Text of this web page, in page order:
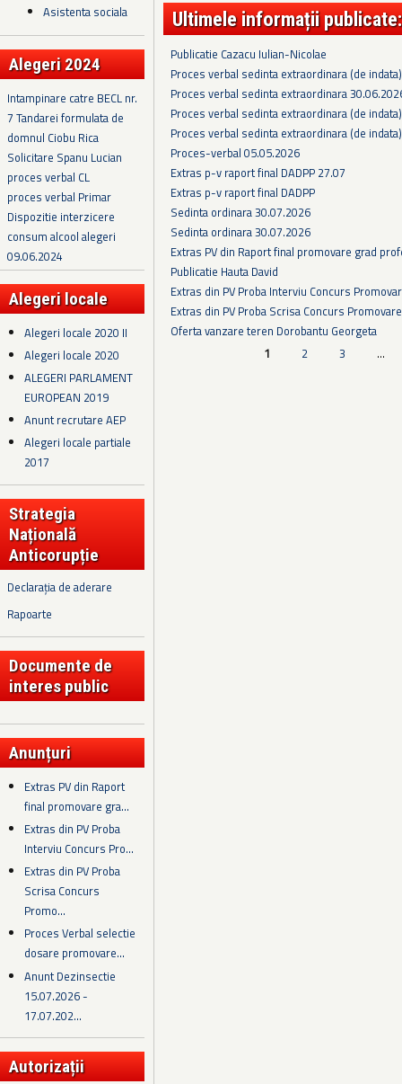
Asistenta sociala
Alegeri 2024
Intampinare catre BECL nr.
7 Tandarei formulata de
domnul Ciobu Rica
Solicitare Spanu Lucian
proces verbal CL
proces verbal Primar
Dispozitie interzicere
consum alcool alegeri
09.06.2024
Alegeri locale
Alegeri locale 2020 II
Alegeri locale 2020
ALEGERI PARLAMENT
EUROPEAN 2019
Anunt recrutare AEP
Alegeri locale partiale
2017
Strategia
Națională
Anticorupție
Declarația de aderare
Rapoarte
Documente de
interes public
Anunțuri
Extras PV din Raport
final promovare gra...
Extras din PV Proba
Interviu Concurs Pro...
Extras din PV Proba
Scrisa Concurs
Promo...
Proces Verbal selectie
dosare promovare...
Anunt Dezinsectie
15.07.2026 -
17.07.202...
Autorizații
Ultimele informații publicate:
Publicatie Cazacu Iulian-Nicolae
Proces verbal sedinta extraordinara (de
Proces verbal sedinta extraordinara
Proces verbal sedinta extraordinara (de
Proces verbal sedinta extraordinara (de
Proces-verbal 05.05.2026
Extras p-v raport final DADPP 27.07
Extras p-v raport final DADPP
Sedinta ordinara 30.07.2026
Sedinta ordinara 30.07.2026
Extras PV din Raport final promovare grad
Publicatie Hauta David
Extras din PV Proba Interviu Concurs
Extras din PV Proba Scrisa Concurs
Oferta vanzare teren Dorobantu Georgeta
1 2 3 …